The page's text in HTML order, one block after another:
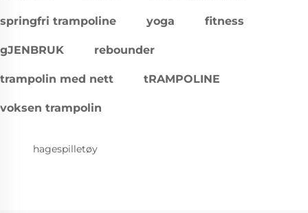
springfri trampoline yoga fitness
gJENBRUK rebounder
trampolin med nett tRAMPOLINE
voksen trampolin
hagespilletøy